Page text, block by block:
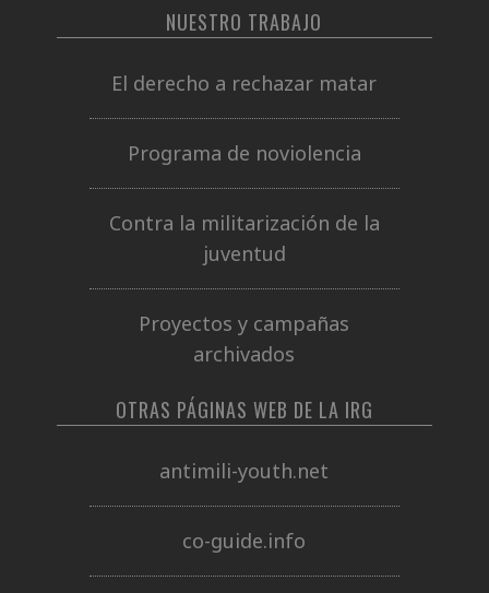
NUESTRO TRABAJO
El derecho a rechazar matar
Programa de noviolencia
Contra la militarización de la
juventud
Proyectos y campañas
archivados
OTRAS PÁGINAS WEB DE LA IRG
antimili-youth.net
co-guide.info